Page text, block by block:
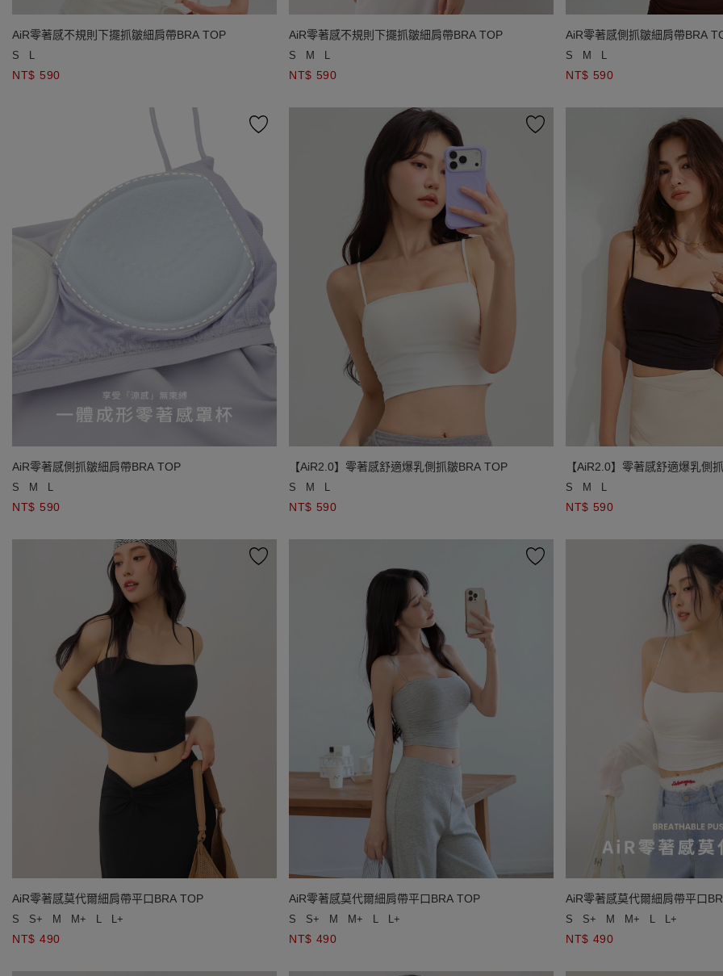
AiR零著感不規則下擺抓皺細肩帶BRA TOP
S
NT$ 590
AiR零著感不規則下擺抓皺細肩帶BRA TOP
S M
NT$ 590
AiR零著感側抓皺細肩帶BRA
S M
NT$ 590
AiR零著感側抓皺細肩帶BRA TOP
S M
NT$ 590
【AiR2.0】零著感舒適爆乳側抓皺BRA TOP
S M
NT$ 590
【AiR2.0】零著感舒適爆乳側
S M
NT$ 590
AiR零著感莫代爾細肩帶平口BRA TOP
S S+ M M+ L+
NT$ 490
AiR零著感莫代爾細肩帶平口BRA TOP
S S+ M M+ L+
NT$ 490
AiR零著感莫代爾細肩帶平口
S S+ M M+ L+
NT$ 490